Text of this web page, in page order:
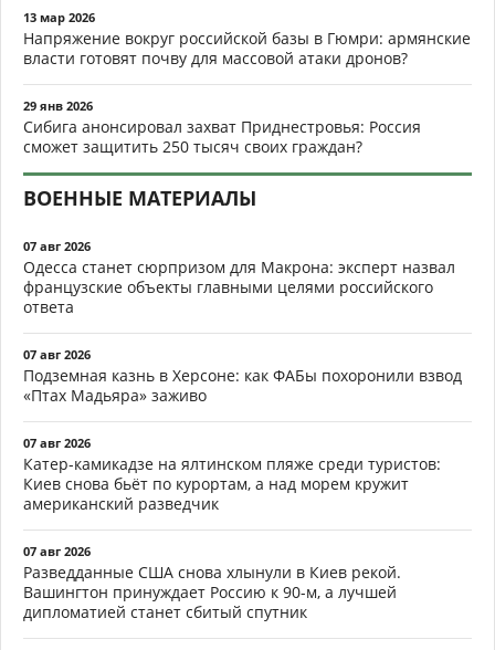
13 мар 2026
Напряжение вокруг российской базы в Гюмри: армянские
власти готовят почву для массовой атаки дронов?
29 янв 2026
Сибига анонсировал захват Приднестровья: Россия
сможет защитить 250 тысяч своих граждан?
ВОЕННЫЕ МАТЕРИАЛЫ
07 авг 2026
Одесса станет сюрпризом для Макрона: эксперт назвал
французские объекты главными целями российского
ответа
07 авг 2026
Подземная казнь в Херсоне: как ФАБы похоронили взвод
«Птах Мадьяра» заживо
07 авг 2026
Катер-камикадзе на ялтинском пляже среди туристов:
Киев снова бьёт по курортам, а над морем кружит
американский разведчик
07 авг 2026
Разведданные США снова хлынули в Киев рекой.
Вашингтон принуждает Россию к 90-м, а лучшей
дипломатией станет сбитый спутник